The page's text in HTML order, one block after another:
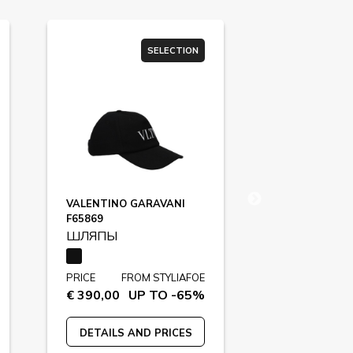
SELECTION
VALENTINO GARAVANI
F65869
ШЛЯПЫ
PRICE
€ 390,00
FROM STYLIAFOE
UP TO -65%
DETAILS AND PRICES